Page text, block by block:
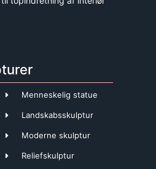
Menneskelig statue
Landskabsskulptur
Moderne skulptur
Reliefskulptur